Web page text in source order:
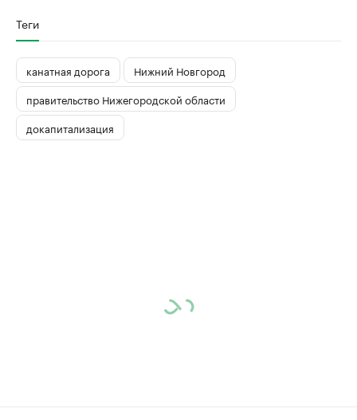
Теги
канатная дорога
Нижний Новгород
правительство Нижегородской области
докапитализация